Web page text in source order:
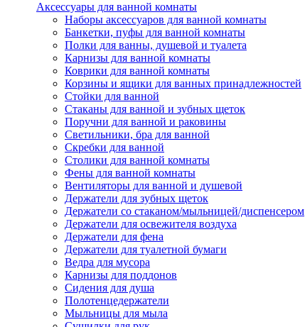
Аксессуары для ванной комнаты
Наборы аксессуаров для ванной комнаты
Банкетки, пуфы для ванной комнаты
Полки для ванны, душевой и туалета
Карнизы для ванной комнаты
Коврики для ванной комнаты
Корзины и ящики для ванных принадлежностей
Стойки для ванной
Стаканы для ванной и зубных щеток
Поручни для ванной и раковины
Светильники, бра для ванной
Скребки для ванной
Столики для ванной комнаты
Фены для ванной комнаты
Вентиляторы для ванной и душевой
Держатели для зубных щеток
Держатели со стаканом/мыльницей/диспенсером
Держатели для освежителя воздуха
Держатели для фена
Держатели для туалетной бумаги
Ведра для мусора
Карнизы для поддонов
Сидения для душа
Полотенцедержатели
Мыльницы для мыла